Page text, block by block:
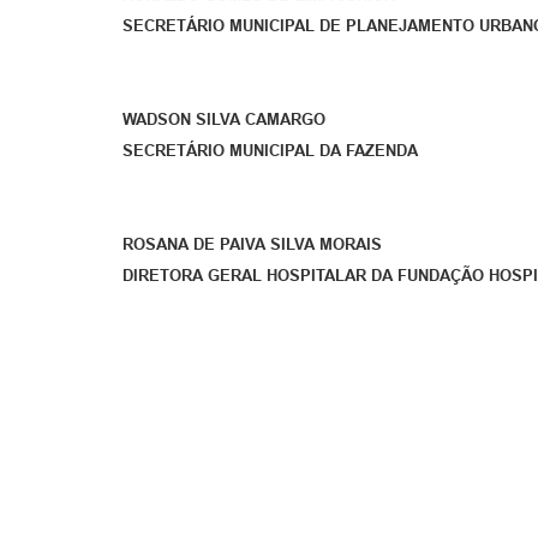
SECRETÁRIO MUNICIPAL DE PLANEJAMENTO
WADSON SILVA CAMARGO
SECRETÁRIO MUNICIPAL DA FAZENDA
ROSANA DE PAIVA SILVA MORAIS
DIRETORA GERAL HOSPITALAR DA FUNDAÇÃO